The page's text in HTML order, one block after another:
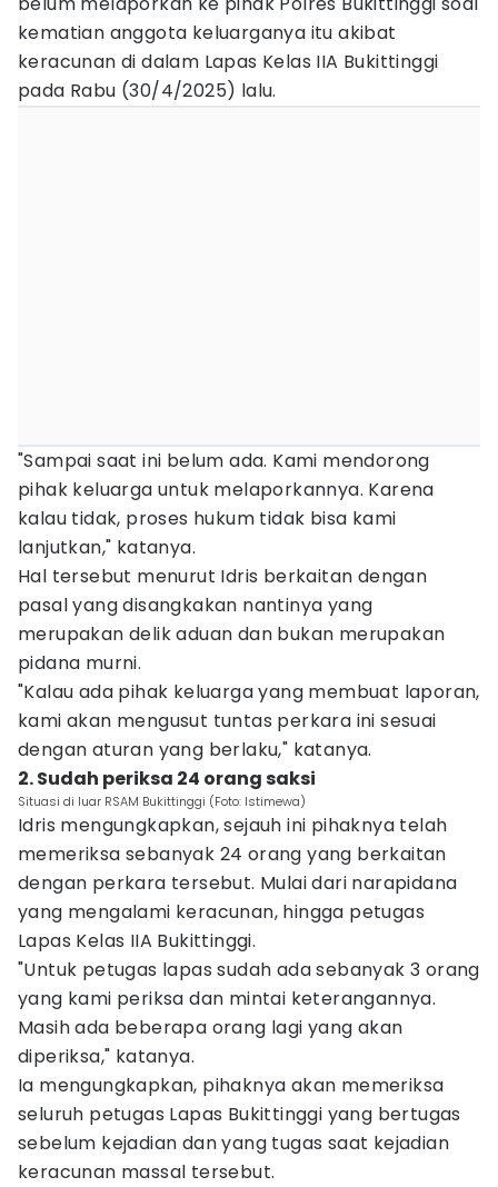
kematian anggota keluarganya itu akibat
keracunan di dalam Lapas Kelas IIA Bukittinggi
pada Rabu (30/4/2025) lalu.
"Sampai saat ini belum ada. Kami mendorong
pihak keluarga untuk melaporkannya. Karena
kalau tidak, proses hukum tidak bisa kami
lanjutkan," katanya.
Hal tersebut menurut Idris berkaitan dengan
pasal yang disangkakan nantinya yang
merupakan delik aduan dan bukan merupakan
pidana murni.
"Kalau ada pihak keluarga yang membuat laporan,
kami akan mengusut tuntas perkara ini sesuai
dengan aturan yang berlaku," katanya.
2. Sudah periksa 24 orang saksi
Situasi di luar RSAM Bukittinggi (Foto: Istimewa)
Idris mengungkapkan, sejauh ini pihaknya telah
memeriksa sebanyak 24 orang yang berkaitan
dengan perkara tersebut. Mulai dari narapidana
yang mengalami keracunan, hingga petugas
Lapas Kelas IIA Bukittinggi.
"Untuk petugas lapas sudah ada sebanyak 3 orang
yang kami periksa dan mintai keterangannya.
Masih ada beberapa orang lagi yang akan
diperiksa," katanya.
Ia mengungkapkan, pihaknya akan memeriksa
seluruh petugas Lapas Bukittinggi yang bertugas
sebelum kejadian dan yang tugas saat kejadian
keracunan massal tersebut.